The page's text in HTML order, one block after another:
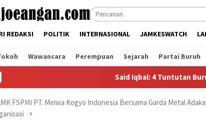
REDAKSI POLITIK INTERNASIONAL JAMKESWATCH
Wawancara Perempuan Sejarah Partai Buruh
Said Iqbal: 4 Tuntutan Buruh
FSPMI PT. Meiwa Kogyo Indonesia Bersama Garda Metal